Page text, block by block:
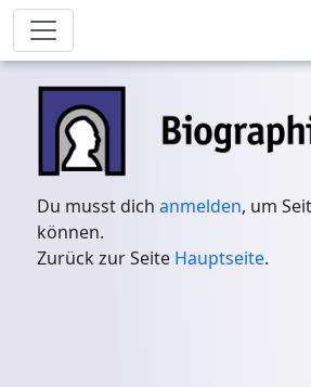
Du musst dichanmelden, um
können.
Zurück zur Seite Hauptseite.